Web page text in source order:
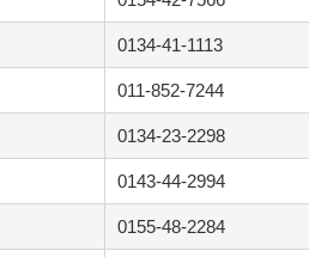
0134-41-1113
011-852-7244
0134-23-2298
0143-44-2994
0155-48-2284